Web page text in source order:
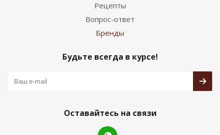
Рецепты
Вопрос-ответ
Бренды
Будьте всегда в курсе!
Оставайтесь на связи